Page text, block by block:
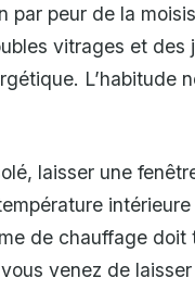
par peur de la
vitrages et
L’habitude
laisser une
de chauffage
venez de laisser